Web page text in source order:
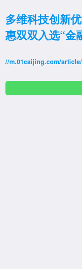
多维科技创新
惠双双入选“金
//m.01caijing.com/